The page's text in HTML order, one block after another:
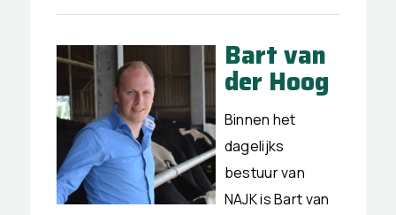
Bart van
der Hoog
Binnen het
dagelijks
bestuur van
NAJK is Bart van